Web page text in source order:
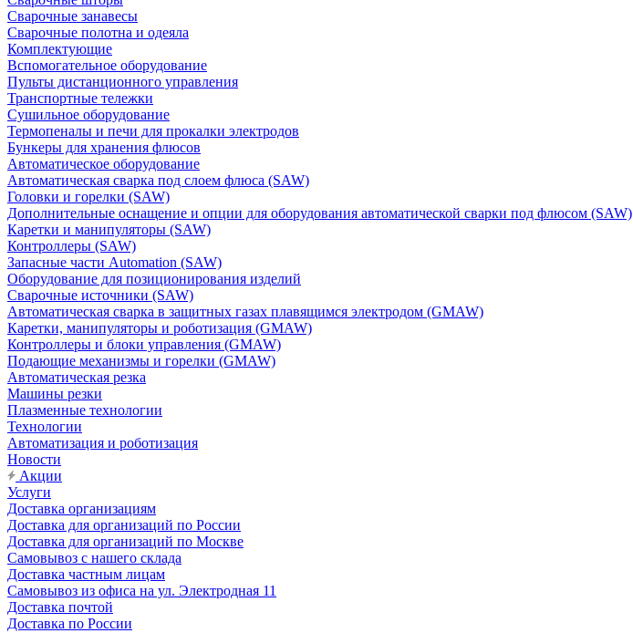
Сварочные занавесы
Сварочные полотна и одеяла
Комплектующие
Вспомогательное оборудование
Пульты дистанционного управления
Транспортные тележки
Сушильное оборудование
Термопеналы и печи для прокалки электродов
Бункеры для хранения флюсов
Автоматическое оборудование
Автоматическая сварка под слоем флюса (SAW)
Головки и горелки (SAW)
Дополнительные оснащение и опции для оборудования автоматической сварки под флюсом (SAW)
Каретки и манипуляторы (SAW)
Контроллеры (SAW)
Запасные части Automation (SAW)
Оборудование для позиционирования изделий
Сварочные источники (SAW)
Автоматическая сварка в защитных газах плавящимся электродом (GMAW)
Каретки, манипуляторы и роботизация (GMAW)
Контроллеры и блоки управления (GMAW)
Подающие механизмы и горелки (GMAW)
Автоматическая резка
Машины резки
Плазменные технологии
Технологии
Автоматизация и роботизация
Новости
Акции
Услуги
Доставка организациям
Доставка для организаций по России
Доставка для организаций по Москве
Самовывоз с нашего склада
Доставка частным лицам
Самовывоз из офиса на ул. Электродная 11
Доставка почтой
Доставка по России